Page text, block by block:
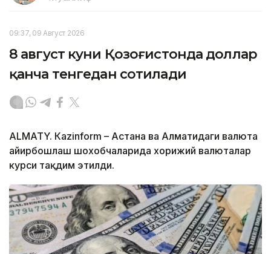
09:37, 09 Август 2026
8 август куни Қозоғистонда доллар
қанча тенгедан сотилади
ALMATY. Кazinform – Астана ва Алматидаги валюта
айирбошлаш шохобчаларида хорижий валюталар
курси тақдим этилди.